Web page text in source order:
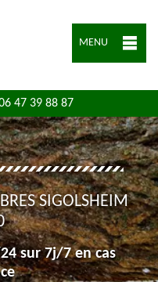
MENU
47 39 88 87
SIGOLSHEIM
sur 7j/7 en cas